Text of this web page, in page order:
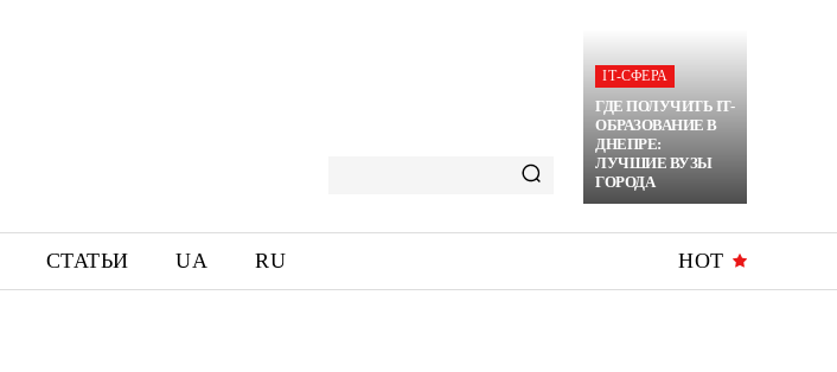
ІТ-СФЕРА
ГДЕ ПОЛУЧИТЬ IT-
ОБРАЗОВАНИЕ В
ДНЕПРЕ:
ЛУЧШИЕ ВУЗЫ
ГОРОДА
СТАТЬИ UA RU HOT